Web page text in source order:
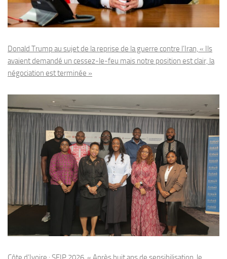
Donald Trump au sujet de la reprise de la guerre contre l’Iran, « Ils
avaient demandé un cessez-le-feu mais notre position est clair, la
négociation est terminée »